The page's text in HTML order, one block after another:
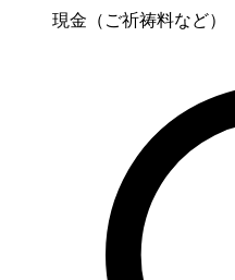
現金（ご祈祷料など）